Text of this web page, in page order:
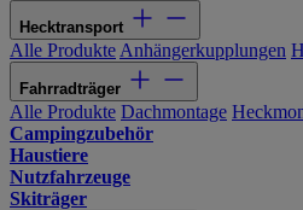
Hecktransport
Alle Produkte Anhängerkupplungen
Fahrradträger
Alle Produkte Dachmontage
Campingzubehör
Haustiere
Nutzfahrzeuge
Skiträger